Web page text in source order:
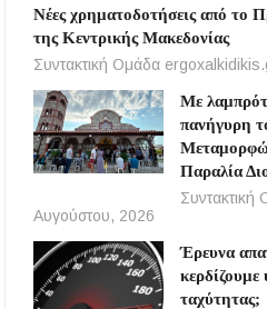
Νέες χρηματοδοτήσεις από το
της Κεντρικής Μακεδονίας
Συντακτική Ομάδα
Με
πανήγυρη
Παραλία
Αυγούστου, 2026
Έρευνα
κερδίζουμε
ταχύτητας;